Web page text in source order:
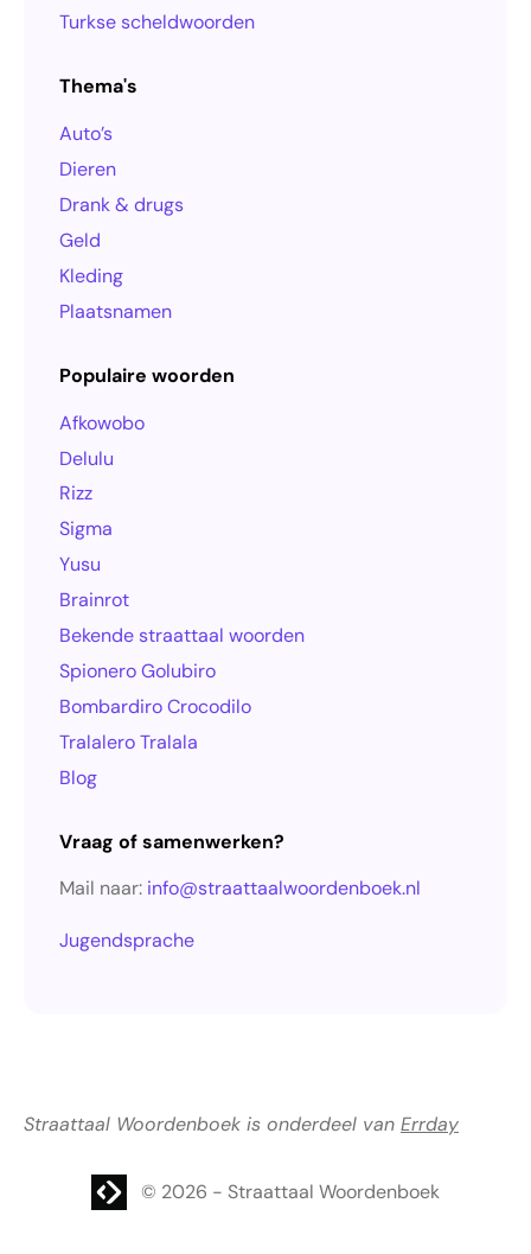
Turkse scheldwoorden
Thema's
Auto’s
Dieren
Drank & drugs
Geld
Kleding
Plaatsnamen
Populaire woorden
Afkowobo
Delulu
Rizz
Sigma
Yusu
Brainrot
Bekende straattaal woorden
Spionero Golubiro
Bombardiro Crocodilo
Tralalero Tralala
Blog
Vraag of samenwerken?
Mail naar: info@straattaalwoordenboek.nl
Jugendsprache
Website laten maken? | Brthmrk
© 2026 - Straattaal Woordenboek
Straattaal Woordenboek is onderdeel van Errday